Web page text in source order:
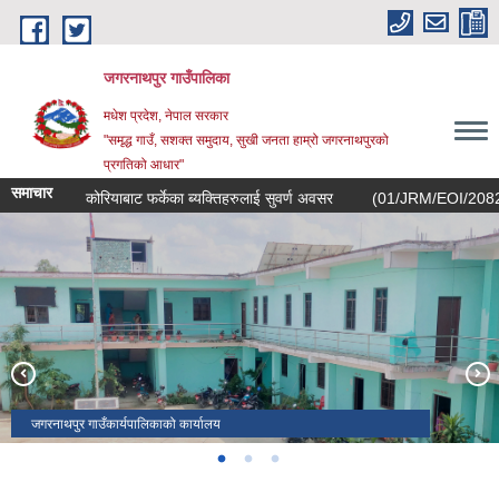
Skip to main content
जगरनाथपुर गाउँपालिका
मधेश प्रदेश, नेपाल सरकार
"समृद्ध गाउँ, सशक्त समुदाय, सुखी जनता हाम्रो जगरनाथपुरको
प्रगतिको आधार"
समाचार कोरियाबाट फर्केका ब्यक्तिहरुलाई सुवर्ण अवसर (01/JRM/EOI/2082/083)
जगरनाथपुर गाउँकार्यपालिकाको कार्यालय
गाउँसभा २०८१/०८२
गाउँसभा उद्घाटन